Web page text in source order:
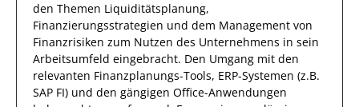
den Themen Liquiditätsplanung,
Finanzierungsstrategien und dem Management von
Finanzrisiken zum Nutzen des Unternehmens in sein
Arbeitsumfeld eingebracht. Den Umgang mit den
relevanten Finanzplanungs-Tools, ERP-Systemen (z.B.
SAP FI) und den gängigen Office-Anwendungen